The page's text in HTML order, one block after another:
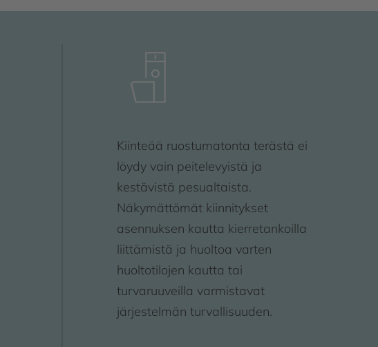
Kiinteää ruostumatonta terästä ei
löydy vain peitelevyistä ja
kestävistä pesualtaista.
Näkymättömät kiinnitykset
asennuksen kautta kierretankoilla
liittämistä ja huoltoa varten
huoltotilojen kautta tai
turvaruuveilla varmistavat
järjestelmän turvallisuuden.